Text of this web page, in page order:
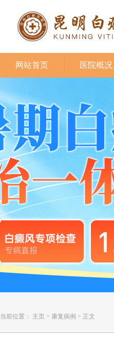
网站首页 医院概况
当前位置： 主页 > 康复病例 > 正文